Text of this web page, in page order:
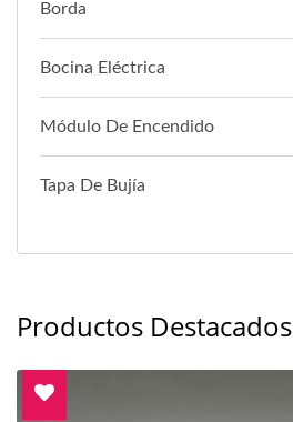
Borda
Bocina Eléctrica
Módulo De Encendido
Tapa De Bujía
Productos Destacados